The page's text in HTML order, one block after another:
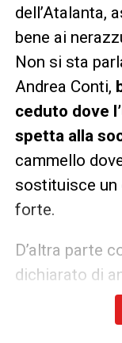
dell’Atalanta,
bene ai
Non si sta
Andrea Conti,
ceduto dove
spetta alla
cammello
sostituisce un
forte.
D’altra parte
dichiarato di
alla fine del